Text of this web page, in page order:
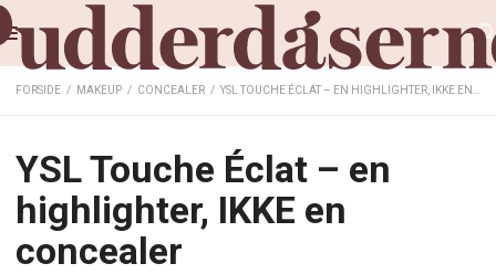
FORSIDE / MAKEUP / CONCEALER / YSL TOUCHE ÉCLAT – EN HIGHLIGHTER, IKKE EN CONCEALER
YSL Touche Éclat – en
highlighter, IKKE en
concealer